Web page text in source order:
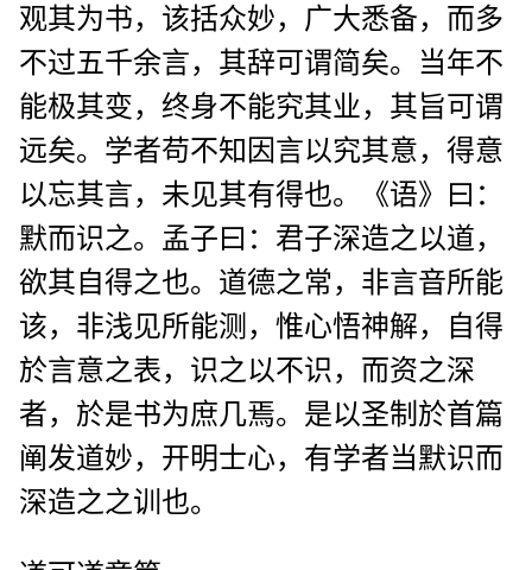
观其为书，该括众妙，广大悉备，而多
不过五千余言，其辞可谓简矣。当年不
能极其变，终身不能究其业，其旨可谓
远矣。学者苟不知因言以究其意，得意
以忘其言，未见其有得也。《语》曰：
默而识之。孟子曰：君子深造之以道，
欲其自得之也。道德之常，非言音所能
该，非浅见所能测，惟心悟神解，自得
於言意之表，识之以不识，而资之深
者，於是书为庶几焉。是以圣制於首篇
阐发道妙，开明士心，有学者当默识而
深造之之训也。